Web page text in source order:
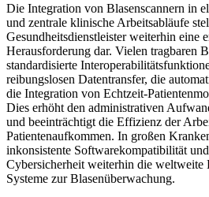
Die Integration von Blasenscannern in
und zentrale klinische Arbeitsabläufe
Gesundheitsdienstleister weiterhin eine
Herausforderung dar. Vielen tragbaren
standardisierte
reibungslosen Datentransfer, die
die Integration von Echtzeit-
Dies erhöht den administrativen
und beeinträchtigt die Effizienz der
Patientenaufkommen. In großen
inkonsistente Softwarekompatibilität
Cybersicherheit weiterhin die weltweite
Systeme zur Blasenüberwachung.